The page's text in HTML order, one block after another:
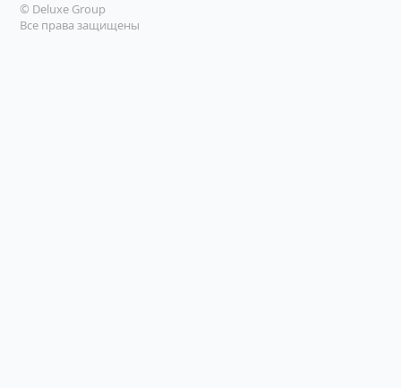
© Deluxe Group
Все права защищены